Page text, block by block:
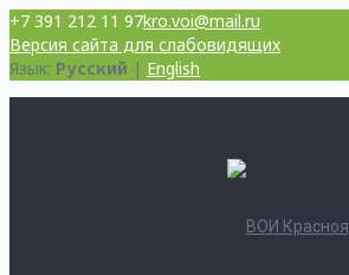
+7 391 212 11 97kro.voi@mail.ru
Версия сайта для слабовидящих
Язык: Русский | English